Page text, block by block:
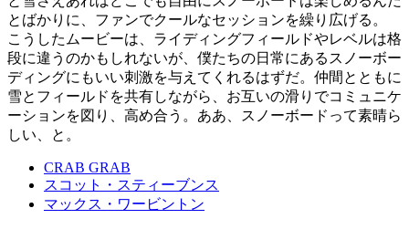
とばかりに、ファンでクールなセッションを繰り広げる。
こうしたムービーは、ライディングフィールドやレベルは格
段に違うのかもしれないが、僕たちの日常にあるスノーボー
ディングにもいい刺激を与えてくれるはずだ。仲間とともに
雪とフィールドを共有しながら、お互いの滑りでコミュニケ
ーションを図り、高め合う。ああ、スノーボードって素晴ら
しい、と。
CRAB GRAB
スコット・スティーブンス
マックス・ワービントン